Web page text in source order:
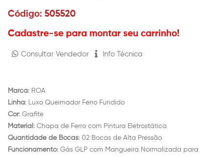
Código: 505520
Cadastre-se para montar seu carrinho!
Consultar Vendedor Info Técnica
Marca: ROA
Linha: Luxo Queimador Ferro Fundido
Cor: Grafite
Material : Chapa de Ferro com Pintura Eletrostática
Quantidade de Bocas: 02 Bocas de Alta Pressão
Funcionamento: Gás GLP com Mangueira Normalizada para